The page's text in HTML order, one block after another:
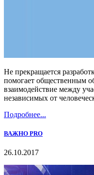
Не прекращается
помогает общественным
взаимодействие между
независимых от
Подробнее...
ВАЖНО PRO
26.10.2017